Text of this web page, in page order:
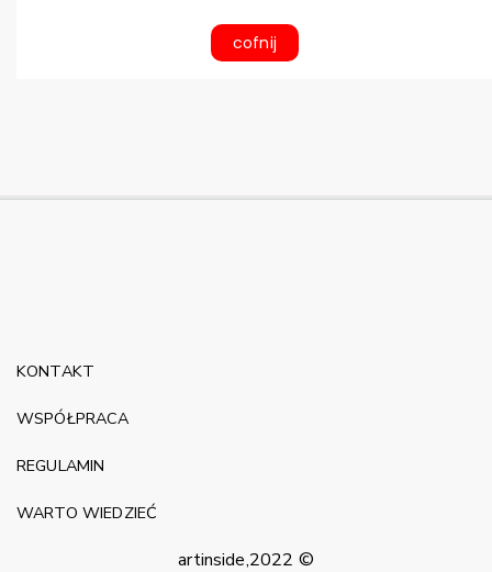
cofnij
artinside,2022 ©
KONTAKT
WSPÓŁPRACA
REGULAMIN
WARTO WIEDZIEĆ